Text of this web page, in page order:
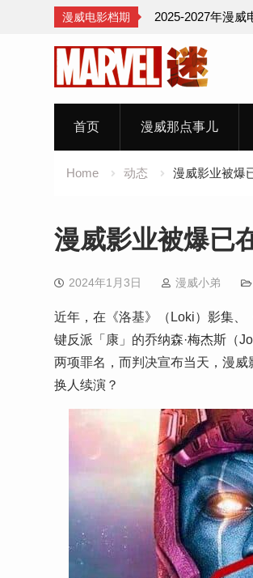
漫威电影档期 2025-2027年漫威
首页 漫威那点事儿
Home 动态 漫威影业被爆
漫威影业被爆已
2024年1月3日 漫威小弟
近年，在《洛基》（Loki）影集、
键反派「康」的乔纳森·梅杰斯（
两项罪名，而判决宣布当天，漫
换人续演？